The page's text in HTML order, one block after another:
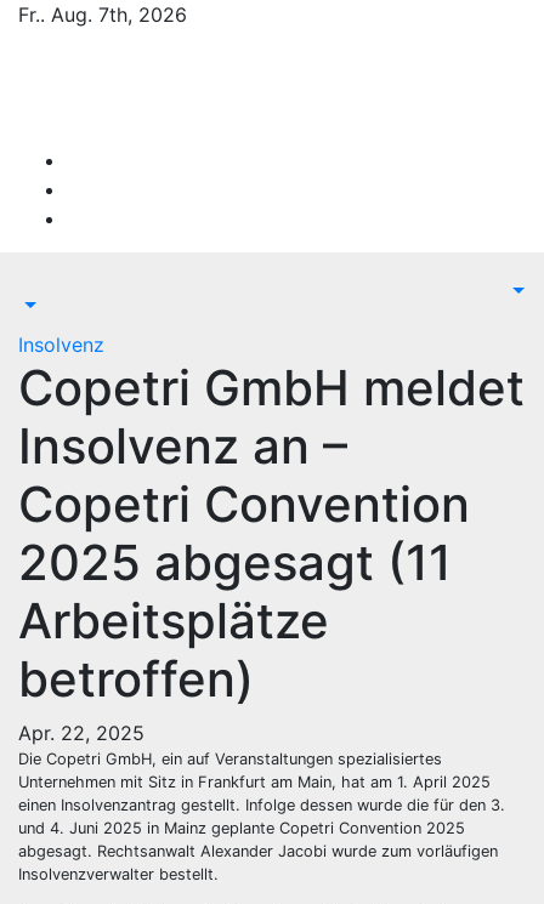
ZumFr.. Aug. 7th, 2026
Insolvenz
Copetri GmbH meldet
Insolvenz an –
Copetri Convention
2025 abgesagt (11
Arbeitsplätze
betroffen)
Apr. 22, 2025
Die Copetri GmbH, ein auf Veranstaltungen spezialisiertes
Unternehmen mit Sitz in Frankfurt am Main, hat am 1. April 2025
einen Insolvenzantrag gestellt. Infolge dessen wurde die für den 3.
und 4. Juni 2025 in Mainz geplante Copetri Convention 2025
abgesagt. Rechtsanwalt Alexander Jacobi wurde zum vorläufigen
Insolvenzverwalter bestellt.